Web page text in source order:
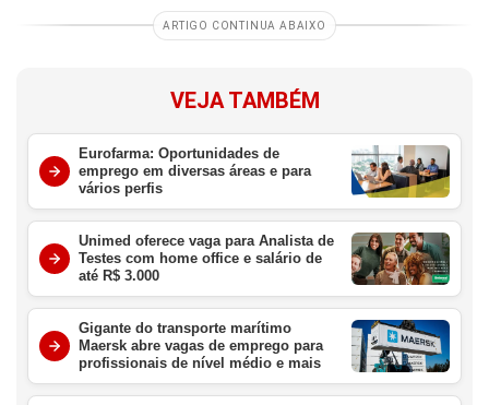
ARTIGO CONTINUA ABAIXO
VEJA TAMBÉM
Eurofarma: Oportunidades de
emprego em diversas áreas e para
vários perfis
Unimed oferece vaga para Analista de
Testes com home office e salário de
até R$ 3.000
Gigante do transporte marítimo
Maersk abre vagas de emprego para
profissionais de nível médio e mais